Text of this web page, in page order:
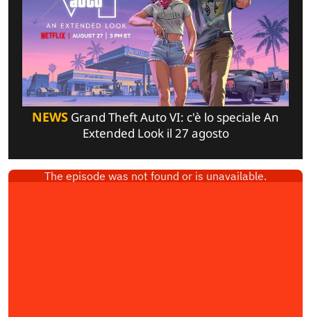
NEWS Grand Theft Auto VI: c'è lo speciale An
Extended Look il 27 agosto